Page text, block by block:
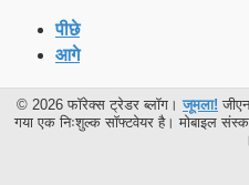
पीछे
आगे
© 2026 फॉरेक्स ट्रेडर ब्लॉग। जूमला!
गया एक निःशुल्क सॉफ्टवेयर है। मोबाइल
।